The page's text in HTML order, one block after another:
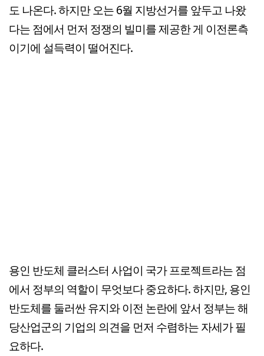
도 나온다. 하지만 오는 6월 지방선거를 앞두고 나왔
다는 점에서 먼저 정쟁의 빌미를 제공한 게 이전론측
이기에 설득력이 떨어진다.
용인 반도체 클러스터 사업이 국가 프로젝트라는 점
에서 정부의 역할이 무엇보다 중요하다. 하지만, 용인
반도체를 둘러싼 유지와 이전 논란에 앞서 정부는 해
당산업군의 기업의 의견을 먼저 수렴하는 자세가 필
요하다.